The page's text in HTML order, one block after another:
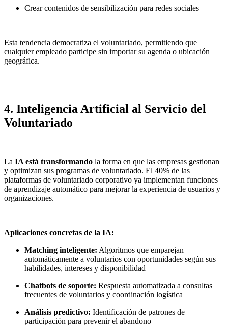
Crear contenidos de sensibilización para redes sociales
Esta tendencia democratiza el voluntariado, permitiendo que
cualquier empleado participe sin importar su agenda o ubicación
geográfica.
4. Inteligencia Artificial al Servicio del
Voluntariado
La IA está transformando la forma en que las empresas gestionan
y optimizan sus programas de voluntariado. El 40% de las
plataformas de voluntariado corporativo ya implementan funciones
de aprendizaje automático para mejorar la experiencia de usuarios y
organizaciones.
Aplicaciones concretas de la IA:
Matching inteligente: Algoritmos que emparejan
automáticamente a voluntarios con oportunidades según sus
habilidades, intereses y disponibilidad
Chatbots de soporte: Respuesta automatizada a consultas
frecuentes de voluntarios y coordinación logística
Análisis predictivo: Identificación de patrones de
participación para prevenir el abandono